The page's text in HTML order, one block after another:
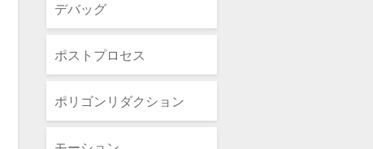
デバッグ
ポストプロセス
ポリゴンリダクション